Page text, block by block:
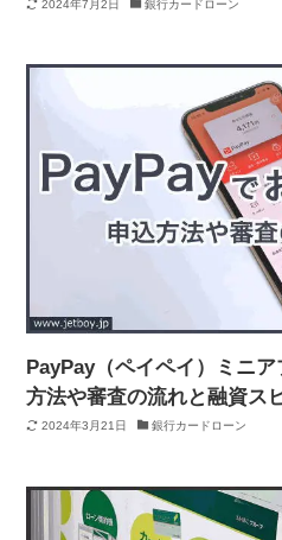
2024年7月2日 銀行カードローン
PayPay（ペイペイ）ミニ
方法や審査の流れと融資ス
2024年3月21日 銀行カードローン